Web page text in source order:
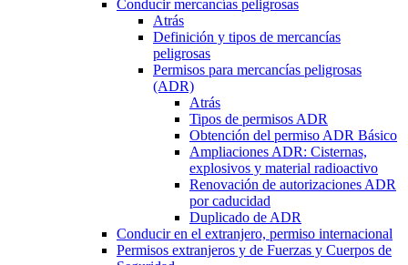
Conducir mercancías peligrosas
Atrás
Definición y tipos de mercancías
peligrosas
Permisos para mercancías peligrosas
(ADR)
Atrás
Tipos de permisos ADR
Obtención del permiso ADR Básico
Ampliaciones ADR: Cisternas,
explosivos y material radioactivo
Renovación de autorizaciones ADR
por caducidad
Duplicado de ADR
Conducir en el extranjero, permiso internacional
Permisos extranjeros y de Fuerzas y Cuerpos de